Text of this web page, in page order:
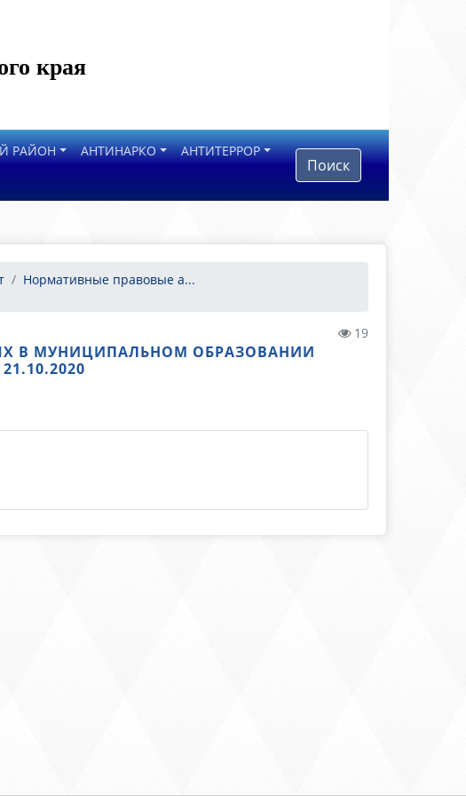
края
РАЙОН АНТИНАРКО
АНТИТЕРРОР
Поиск
Нормативные правовые а...
19
В МУНИЦИПАЛЬНОМ ОБРАЗОВАНИИ